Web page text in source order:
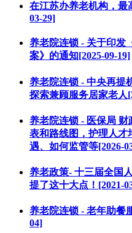
在江苏办养老机构，最
03-29]
养老院连锁 - 关于印发
案》的通知[2025-09-19]
养老院连锁 - 中央再提
探索兼顾服务居家老人
养老院连锁 - 医保局
表和路线图，护理人才
遇、如何监管等[2026-
养老政策- 十三届全国
提了这十大点！[2021-
养老院连锁 - 老年助餐
04]